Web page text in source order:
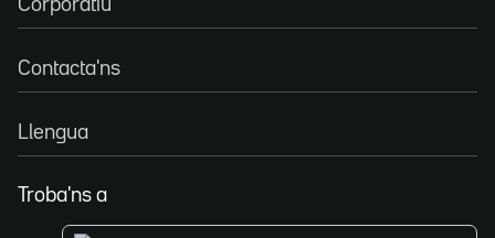
Corporatiu
Contacta'ns
Llengua
Troba'ns a